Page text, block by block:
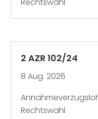
2 AZR 102/24
8 Aug. 2026
Rechtswahl